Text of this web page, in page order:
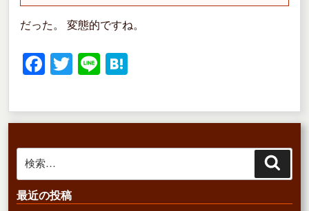
だった。 変態的ですね。
F
c
e
b
o
o
T
tt
er
Li
e
e
n
a
検
最近の投稿